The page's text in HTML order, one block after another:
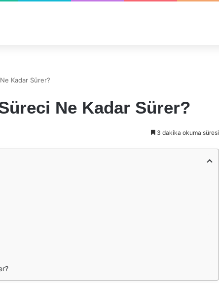
Kadar Sürer?
Ne Kadar Sürer?
3 dakika okuma süresi